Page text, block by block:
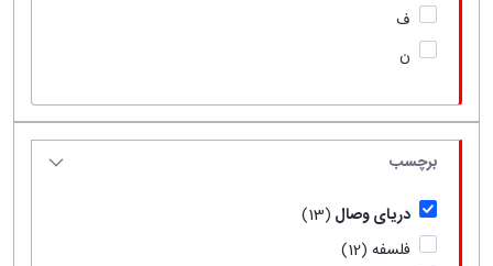
ف
ن
برچسب
دریای وصال (13)
فلسفه (12)